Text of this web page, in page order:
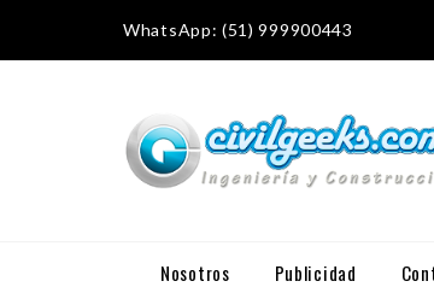
WhatsApp: (51) 999900443
Nosotros Publicidad